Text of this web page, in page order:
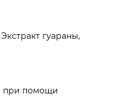
гуараны,
при помощи